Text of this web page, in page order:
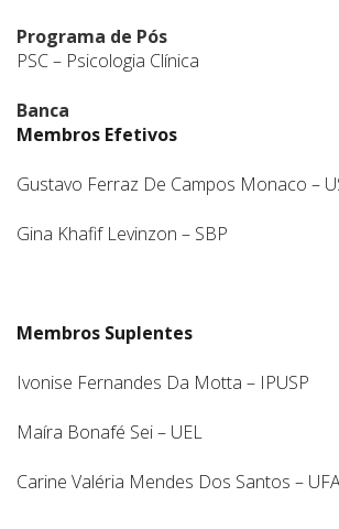
Programa de Pós
PSC – Psicologia Clínica
Banca
Membros Efetivos
Gustavo Ferraz De Campos Monaco –
Gina Khafif Levinzon – SBP
Membros Suplentes
Ivonise Fernandes Da Motta – IPUSP
Maíra Bonafé Sei – UEL
Carine Valéria Mendes Dos Santos –